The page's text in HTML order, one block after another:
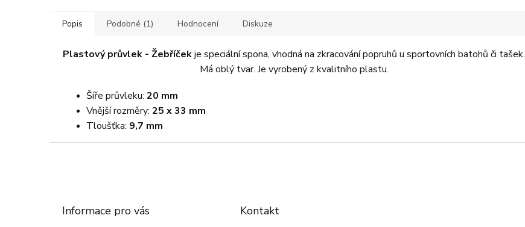
Popis Podobné (1) Hodnocení Diskuze
Plastový průvlek - Žebříčekje speciální spona, vhodná na zkracování popruhů u sportovních batohů či tašek.
Má oblý tvar. Je vyrobený z kvalitního plastu.
Šíře průvleku: 20 mm
Vnější rozměry: 25 x 33 mm
Tloušťka: 9,7 mm
Informace pro vás Kontakt